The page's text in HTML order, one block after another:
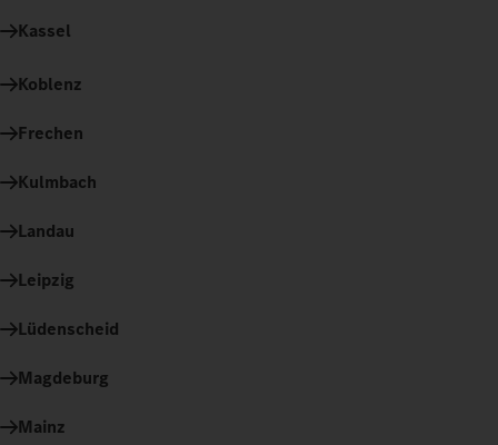
Kassel
Koblenz
Frechen
Kulmbach
Landau
Leipzig
Lüdenscheid
Magdeburg
Mainz